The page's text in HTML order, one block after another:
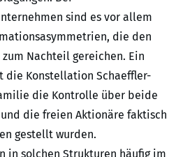
sind es vor allem
die den
Nachteil gereichen. Ein
die Konstellation Schaeffler-
die Kontrolle über beide
die freien Aktionäre faktisch
gestellt wurden.
in solchen Strukturen häufig im